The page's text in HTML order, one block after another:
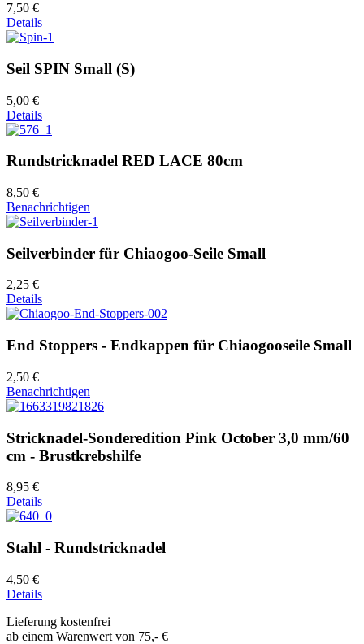
7,50 €
Details
Seil SPIN Small (S)
5,00 €
Details
Rundstricknadel RED LACE 80cm
8,50 €
Benachrichtigen
Seilverbinder für Chiaogoo-Seile Small
2,25 €
Details
End Stoppers - Endkappen für Chiaogooseile Small
2,50 €
Benachrichtigen
Stricknadel-Sonderedition Pink October 3,0 mm/60
cm - Brustkrebshilfe
8,95 €
Details
Stahl - Rundstricknadel
4,50 €
Details
Lieferung kostenfrei
ab einem Warenwert von 75,- €